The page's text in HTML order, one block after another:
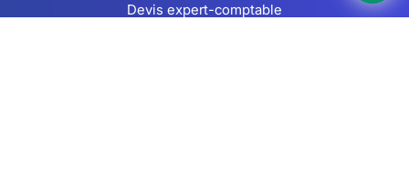
Devis expert-comptable